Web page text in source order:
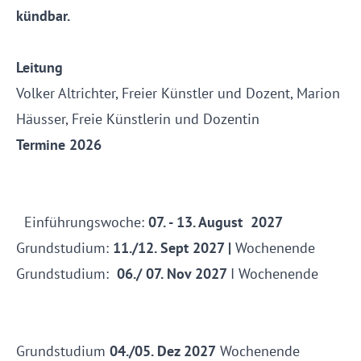
kündbar.
Leitung
Volker Altrichter, Freier Künstler und Dozent, Marion
Häusser, Freie Künstlerin und Dozentin
Termine 2026
Einführungswoche: 07. - 13. August 2027
Grundstudium: 11./12. Sept 2027 | Wochenende
Grundstudium: 06./ 07. Nov 2027 I Wochenende
Grundstudium 04./05. Dez 2027 Wochenende